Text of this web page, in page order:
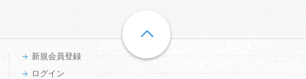
新規会員登録
ログイン